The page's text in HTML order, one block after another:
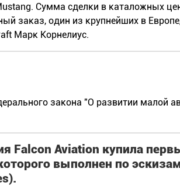
Сумма сделки в каталожных
заказ, один из крупнейших в
Марк Корнелиус.
закона "О развитии малой
Falcon Aviation купила
выполнен по